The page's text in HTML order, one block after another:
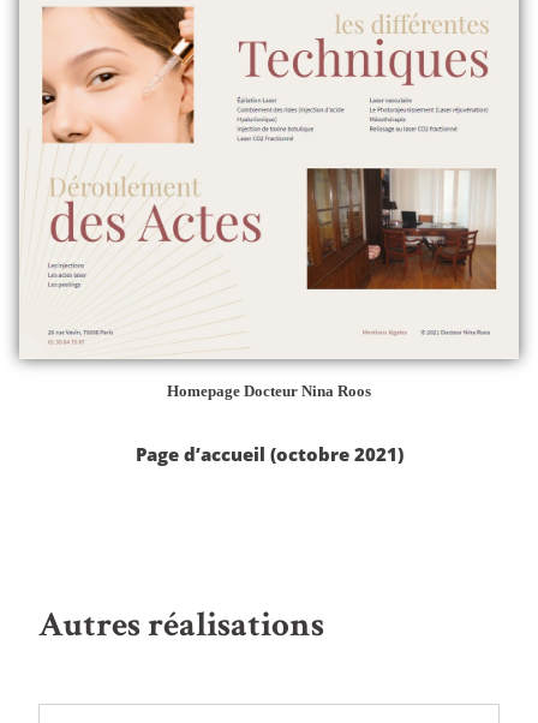
Homepage Docteur Nina Roos
Page d’accueil (octobre 2021)
Autres réalisations